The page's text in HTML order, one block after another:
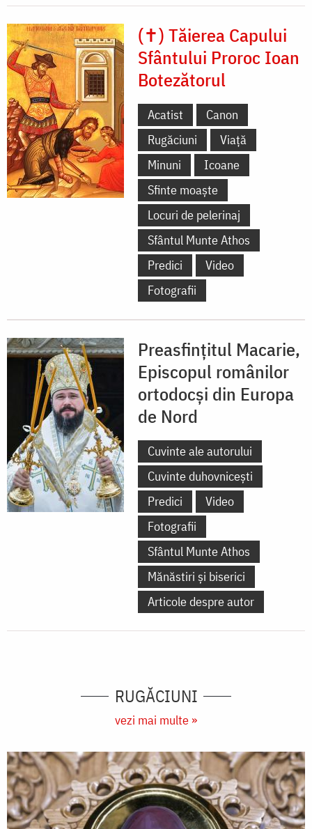
(✝) Tăierea Capului
Sfântului Proroc Ioan
Botezătorul
Acatist
Canon
Rugăciuni
Viață
Minuni
Icoane
Sfinte moaște
Locuri de pelerinaj
Sfântul Munte Athos
Predici
Video
Fotografii
Preasfințitul Macarie,
Episcopul românilor
ortodocși din Europa
de Nord
Cuvinte ale autorului
Cuvinte duhovnicești
Predici
Video
Fotografii
Sfântul Munte Athos
Mănăstiri și biserici
Articole despre autor
RUGĂCIUNI
vezi mai multe »